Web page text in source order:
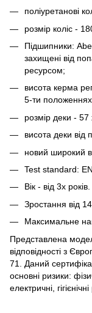
поліуретанові
розмір коліс -
Підшипники:
захищені від
ресурсом;
висота керма
5-ти
розмір деки -
висота деки від
новий широкий
Test standard:
Вік - від 3х років.
Зростання від
Максимальне
Представлена
відповідності з
71. Даний
основні ризики:
електричні,